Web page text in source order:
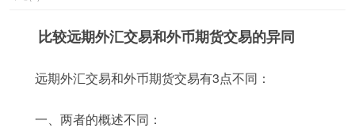
比较远期外汇交易和外币期货交易的异同
远期外汇交易和外币期货交易有3点不同：
一、两者的概述不同：